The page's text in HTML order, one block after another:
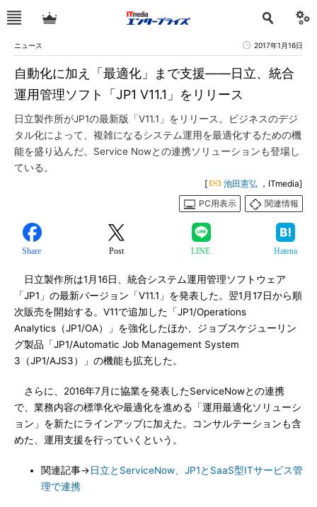
ニュース 2017年1月16日
自動化に加え「最適化」まで支援――日立、統合
運用管理ソフト「JP1 V11.1」をリリース
日立製作所がJP1の最新版「V11.1」をリリース。ビジネスのデジ
タル化によって、複雑になるシステム運用を最適化するための機
能を盛り込んだ。Service Nowとの連携ソリューションも登場し
ている。
[ 池田憲弘 ，ITmedia]
PC用表示
関連情報
Share Post LINE Hatena
日立製作所は1月16日、統合システム運用管理ソフトウェア
「JP1」の最新バージョン「V11.1」を発表した。翌1月17日から順
次販売を開始する。V11で追加した「JP1/Operations
Analytics（JP1/OA）」を強化したほか、ジョブスケジューリン
グ製品「JP1/Automatic Job Management System
3（JP1/AJS3）」の機能も拡充した。
さらに、2016年7月に協業を発表したServiceNowとの連携
で、業務内容の標準化や最適化を進める「運用最適化ソリューシ
ョン」を新たにラインアップに加えた。コンサルテーションも含
めた、運用支援を行っていくという。
関連記事→日立とServiceNow、JP1とSaaS型ITサービス管
理で連携